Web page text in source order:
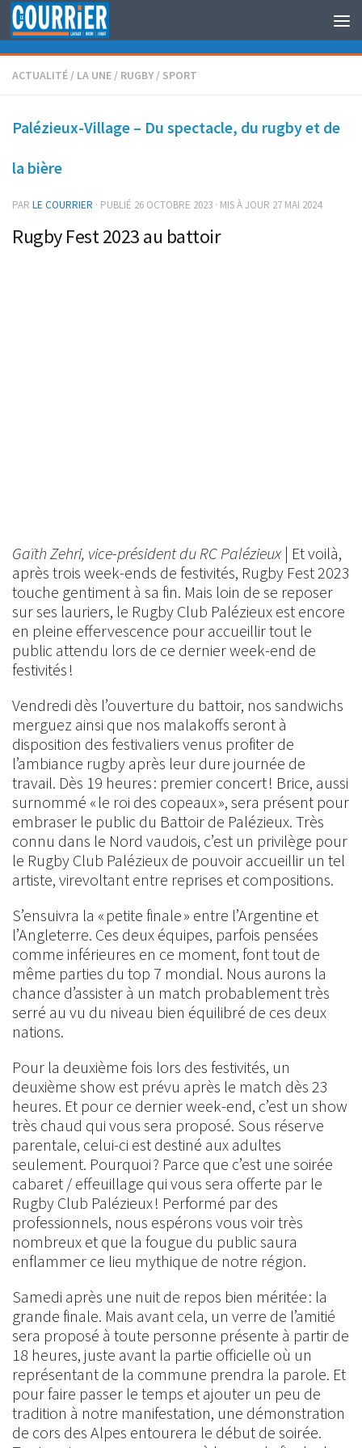
Au dessous du contenu
ACTUALITÉ / LA UNE / RUGBY / SPORT
Palézieux-Village – Du spectacle, du rugby et de
la bière
PAR LE COURRIER · PUBLIÉ 26 OCTOBRE 2023 · MIS À JOUR 27 MAI 2024
Rugby Fest 2023 au battoir
Gaïth Zehri, vice-président du RC Palézieux| Et voilà,
après trois week-ends de festivités, Rugby Fest 2023
touche gentiment à sa fin. Mais loin de se reposer
sur ses lauriers, le Rugby Club Palézieux est encore
en pleine effervescence pour accueillir tout le
public attendu lors de ce dernier week-end de
festivités !
Vendredi dès l’ouverture du battoir, nos sandwichs
merguez ainsi que nos malakoffs seront à
disposition des festivaliers venus profiter de
l’ambiance rugby après leur dure journée de
travail. Dès 19 heures : premier concert ! Brice, aussi
surnommé « le roi des copeaux », sera présent pour
embraser le public du Battoir de Palézieux. Très
connu dans le Nord vaudois, c’est un privilège pour
le Rugby Club Palézieux de pouvoir accueillir un tel
artiste, virevoltant entre reprises et compositions.
S’ensuivra la « petite finale » entre l’Argentine et
l’Angleterre. Ces deux équipes, parfois pensées
comme inférieures en ce moment, font tout de
même parties du top 7 mondial. Nous aurons la
chance d’assister à un match probablement très
serré au vu du niveau bien équilibré de ces deux
nations.
Pour la deuxième fois lors des festivités, un
deuxième show est prévu après le match dès 23
heures. Et pour ce dernier week-end, c’est un show
très chaud qui vous sera proposé. Sous réserve
parentale, celui-ci est destiné aux adultes
seulement. Pourquoi ? Parce que c’est une soirée
cabaret / effeuillage qui vous sera offerte par le
Rugby Club Palézieux ! Performé par des
professionnels, nous espérons vous voir très
nombreux et que la fougue du public saura
enflammer ce lieu mythique de notre région.
Samedi après une nuit de repos bien méritée : la
grande finale. Mais avant cela, un verre de l’amitié
sera proposé à toute personne présente à partir de
18 heures, juste avant la partie officielle où un
représentant de la commune prendra la parole. Et
pour faire passer le temps et ajouter un peu de
tradition à notre manifestation, une démonstration
de cors des Alpes entourera le début de soirée.